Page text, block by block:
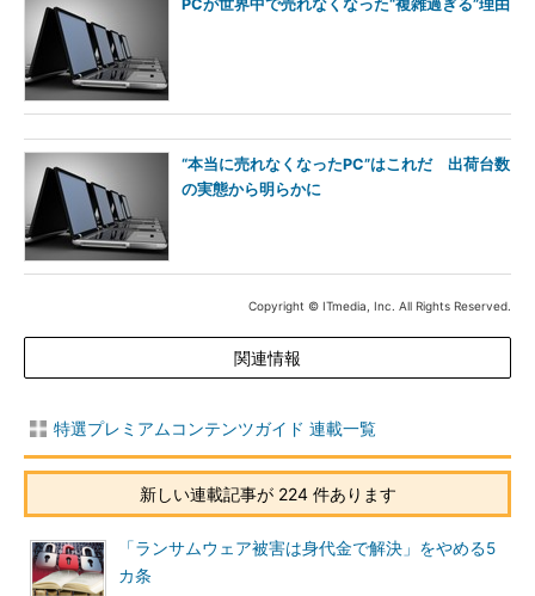
PCが世界中で売れなくなった“複雑過ぎる”理由
“本当に売れなくなったPC”はこれだ 出荷台数
の実態から明らかに
Copyright © ITmedia, Inc. All Rights Reserved.
関連情報
特選プレミアムコンテンツガイド 連載一覧
新しい連載記事が 224 件あります
「ランサムウェア被害は身代金で解決」をやめる5
カ条